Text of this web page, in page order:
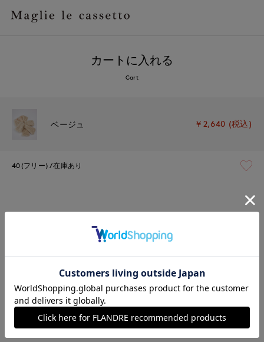
カートに入れる
Cart
ベージュ ￥2,640 (税込)
40(フリー) 在庫あり